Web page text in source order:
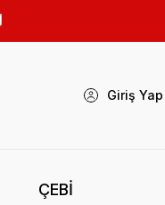
Giriş Yap
ÇEBİ